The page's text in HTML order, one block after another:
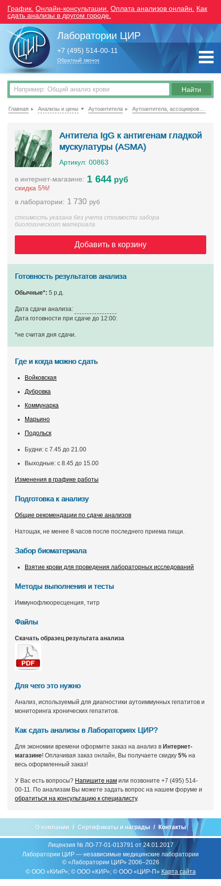
График. Онлайн-консультации. Оплата анализов онлайн.
Как
сдать анализы в другом городе.
Лаборатории ЦИР
+7 (495) 514-00-11
Обратный звонок
Главная Анализы и цены Аутоантитела
Антитела IgG к антигенам гладкой
мускулатуры (ASMA)
Артикул: 00863
в интернет-магазине:
скидка 5%!
1 644 руб
в лаборатории: 1 730 руб
стоимость указана без учета стоимости забора
биологического материала
Добавить в корзину
Готовность результатов анализа
Обычные*: 5 р.д.
Дата сдачи анализа:
Дата готовности при сдаче до 12:00:
*не считая дня сдачи.
Где и когда можно сдать
Войковская
Дубровка
Коммунарка
Марьино
Подольск
Будни: с 7.45 до 21.00
Выходные: с 8.45 до 15.00
Изменения в графике работы
Подготовка к анализу
Общие рекомендации по сдаче анализов
Натощак, не менее 8 часов после последнего приема пищи.
Забор биоматериала
Взятие крови для проведения лабораторных исследований
Методы выполнения и тесты
Иммунофлюоресценция, титр
Файлы
Скачать образец результата анализа
Для чего это нужно
Анализ, используемый для диагностики аутоиммунных гепатитов и
мониторинга хронических гепатитов.
Как сдать анализы в Лабораториях ЦИР?
Для экономии времени оформите заказ на анализ в Интернет-
магазине! Оплачивая заказ онлайн, Вы получаете скидку 5% на
весь оформленный заказ!
У Вас есть вопросы? Напишите нам или позвоните +7 (495) 514-
00-11. По анализам Вы можете задать вопрос на нашем форуме и
обратиться на консультацию к специалисту.
О компании Сертификаты и награды Контакты
Лицензия № ЛО-77-01-013791 от 24.01.2017
Лаборатории ЦИР — независимые медицинские лаборатории
© «Лаборатории ЦИР» 2006–2026
© ООО «КИиР»; © ООО «КИР»; © ООО «ЦИР-П» Карта сайта